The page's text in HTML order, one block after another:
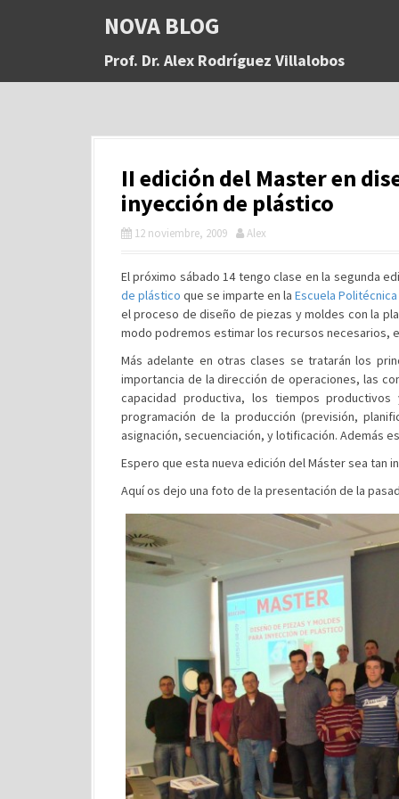
a
NOVA BLOG
Prof. Dr. Alex Rodríguez Villalobos
II edición del Master en
inyección de plástico
12 noviembre, 2009 Alex
El próximo sábado 14 tengo clase en la segunda
de plástico que se imparte en la Escuela
el proceso de diseño de piezas y moldes con la
modo podremos estimar los recursos necesarios,
Más adelante en otras clases se tratarán los
importancia de la dirección de operaciones, las
capacidad productiva, los tiempos
programación de la producción (previsión,
asignación, secuenciación, y lotificación. Además
Espero que esta nueva edición del Máster sea tan
Aquí os dejo una foto de la presentación de la